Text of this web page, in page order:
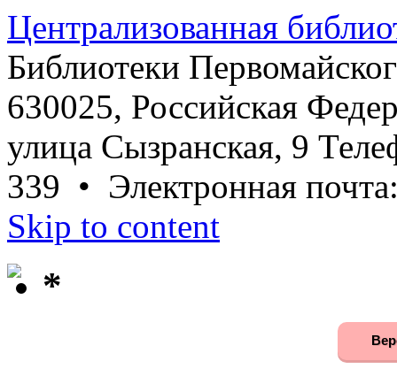
Централизованная
Библиотеки
630025, Российская
улица Сызранская, 9
339 • Электронная
Skip to content
*